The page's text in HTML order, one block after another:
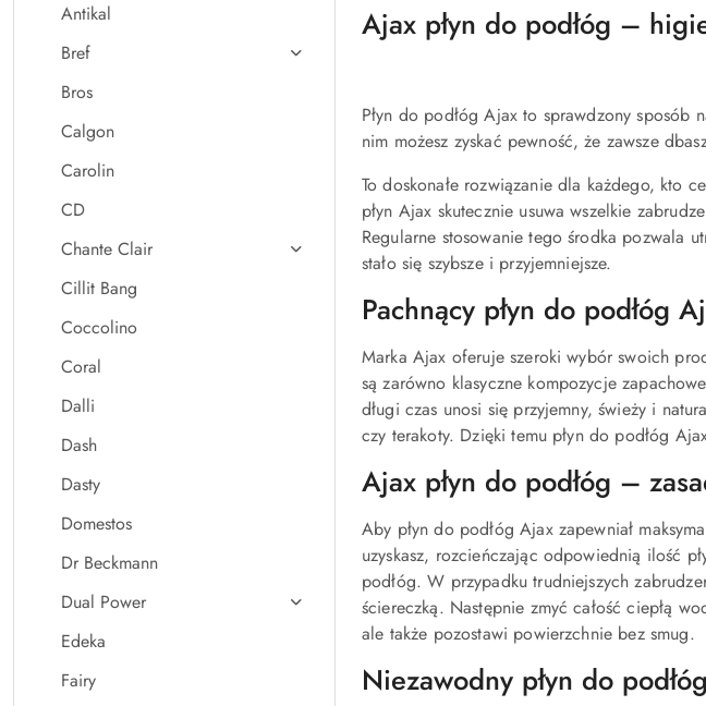
Antikal
Bref
Bros
Calgon
Carolin
CD
Chante Clair
Cillit Bang
Coccolino
Coral
Dalli
Dash
Dasty
Domestos
Dr Beckmann
Dual Power
Edeka
Fairy
Ajax płyn do podłóg –
Płyn do podłóg Ajax to sprawdzony sposób
nim możesz zyskać pewność, że zawsze
To doskonałe rozwiązanie dla każdego, kto
płyn Ajax skutecznie usuwa wszelkie
Regularne stosowanie tego środka pozwala
stało się szybsze i przyjemniejsze.
Pachnący płyn do
Marka Ajax oferuje szeroki wybór swoich
są zarówno klasyczne kompozycje
długi czas unosi się przyjemny, świeży i
czy terakoty. Dzięki temu płyn do podłóg
Ajax płyn do podłóg –
Aby płyn do podłóg Ajax zapewniał
uzyskasz, rozcieńczając odpowiednią ilość
podłóg. W przypadku trudniejszych
ściereczką. Następnie zmyć całość ciepłą
ale także pozostawi powierzchnie bez smug.
Niezawodny płyn do